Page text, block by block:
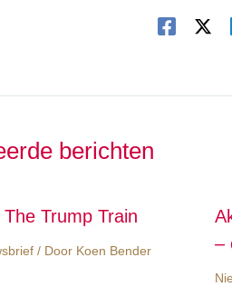
berichten
Trump Train
/ Door Koen Bender
–